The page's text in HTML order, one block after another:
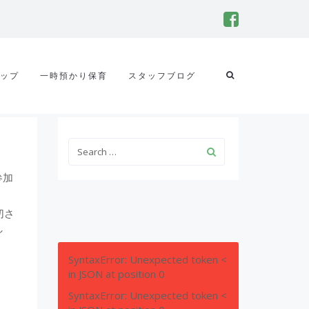
プ 一時預かり保育 スタッフブログ
SyntaxError: Unexpected token <
in JSON at position 0
SyntaxError: Unexpected token <